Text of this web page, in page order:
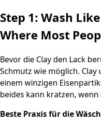
Step 1: Wash
Where Most
Bevor die Clay den Lack
Schmutz wie möglich.
einem winzigen
beides kann kratzen,
Beste Praxis für die